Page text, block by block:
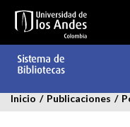
contenido
Inicio / Publicaciones /